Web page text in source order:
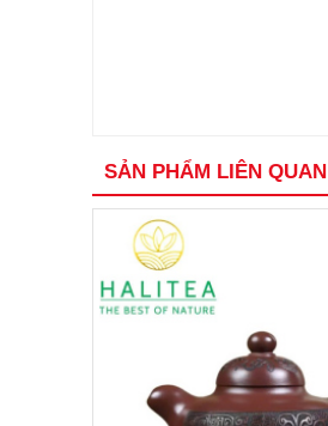
SẢN PHẨM LIÊN QUAN